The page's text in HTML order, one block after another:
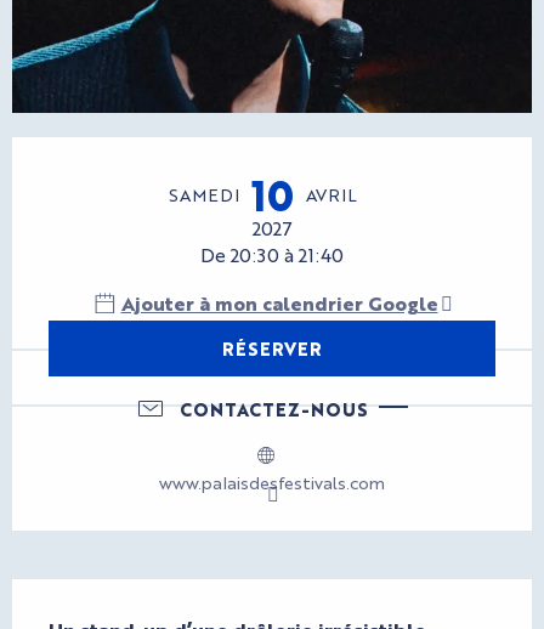
SAMEDI 10 AVRIL
2027
De 20:30 à 21:40
Ajouter à mon calendrier Google
RÉSERVER
CONTACTEZ-NOUS
www.palaisdesfestivals.com
Description